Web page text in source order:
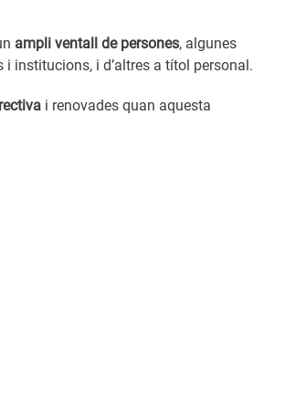
ampli ventall de persones, algunes
i institucions, i d’altres a títol personal.
i renovades quan aquesta